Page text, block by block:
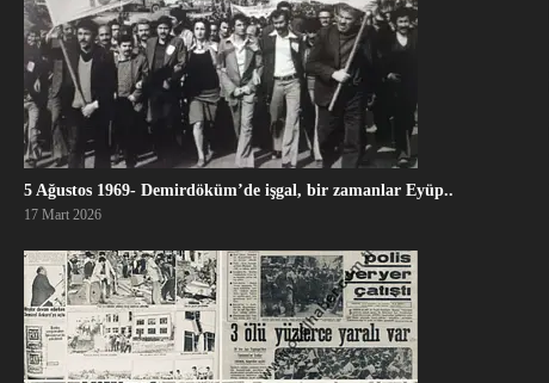
5 Ağustos 1969- Demirdöküm’de işgal, bir zamanlar Eyüp..
17 Mart 2026